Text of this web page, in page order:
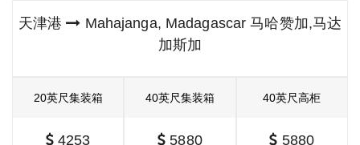
天津港
Mahajanga, Madagascar 马哈赞加,马达
加斯加
20英尺集装箱
4253
40英尺集装箱
5880
40英尺高柜
5880